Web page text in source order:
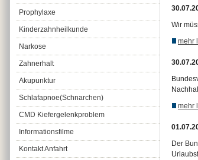
Prophylaxe
Kinderzahnheilkunde
Narkose
Zahnerhalt
Akupunktur
Schlafapnoe(Schnarchen)
CMD Kiefergelenkproblem
Informationsfilme
Kontakt Anfahrt
Wir
mehr
mehr
Der